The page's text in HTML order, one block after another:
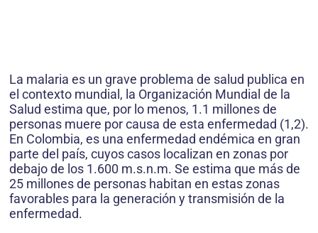
La malaria es un grave problema de salud publica en
el contexto mundial, la Organización Mundial de la
Salud estima que, por lo menos, 1.1 millones de
personas muere por causa de esta enfermedad (1,2).
En Colombia, es una enfermedad endémica en gran
parte del país, cuyos casos localizan en zonas por
debajo de los 1.600 m.s.n.m. Se estima que más de
25 millones de personas habitan en estas zonas
favorables para la generación y transmisión de la
enfermedad.